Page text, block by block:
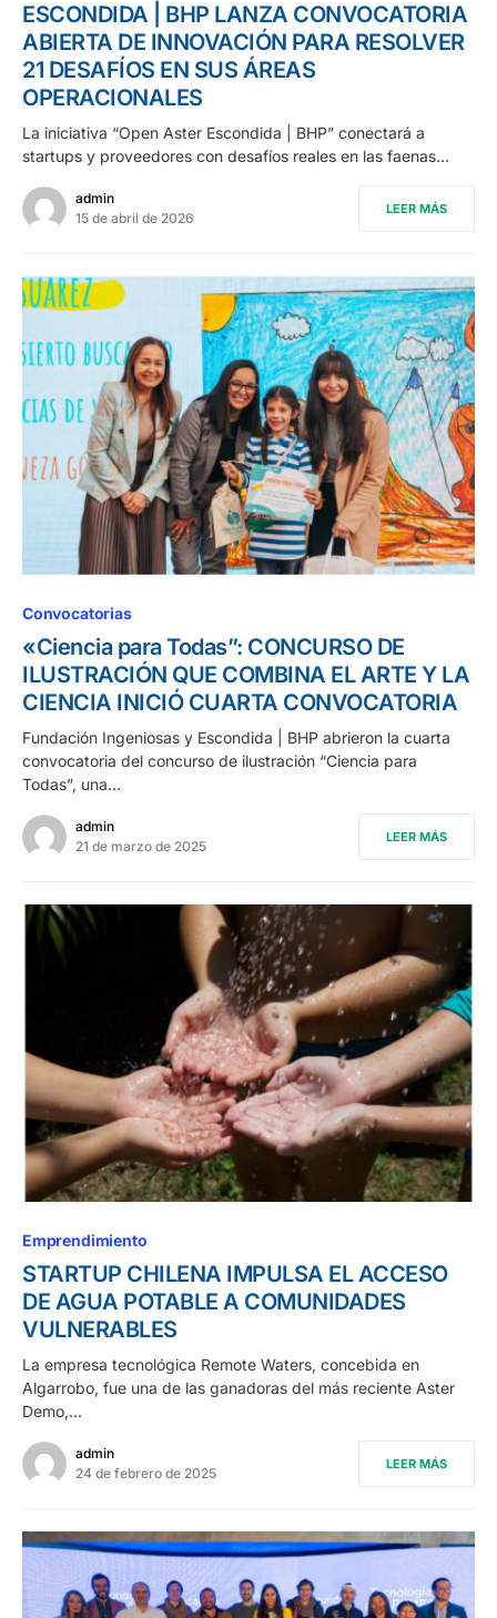
ESCONDIDA | BHP LANZA CONVOCATORIA
ABIERTA DE INNOVACIÓN PARA RESOLVER
21 DESAFÍOS EN SUS ÁREAS
OPERACIONALES
La iniciativa “Open Aster Escondida | BHP” conectará a
startups y proveedores con desafíos reales en las faenas…
admin
15 de abril de 2026
LEER MÁS
Convocatorias
«Ciencia para Todas”: CONCURSO DE
ILUSTRACIÓN QUE COMBINA EL ARTE Y LA
CIENCIA INICIÓ CUARTA CONVOCATORIA
Fundación Ingeniosas y Escondida | BHP abrieron la cuarta
convocatoria del concurso de ilustración “Ciencia para
Todas”, una…
admin
21 de marzo de 2025
LEER MÁS
Emprendimiento
STARTUP CHILENA IMPULSA EL ACCESO
DE AGUA POTABLE A COMUNIDADES
VULNERABLES
La empresa tecnológica Remote Waters, concebida en
Algarrobo, fue una de las ganadoras del más reciente Aster
Demo,…
admin
24 de febrero de 2025
LEER MÁS